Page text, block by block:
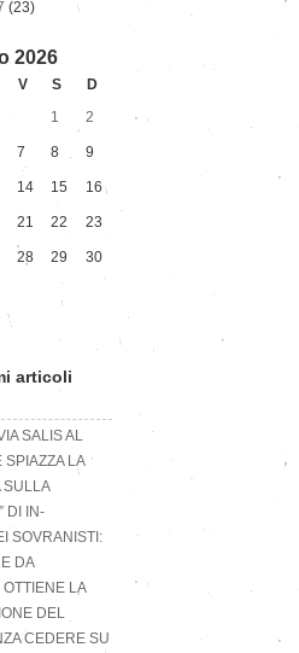
(23)
2026
V S
D
1
2
7 8 9
14 15 16
21 22 23
28 29 30
articoli
SALIS AL
LA
SULLA
DI IN-
SOVRANISTI:
DA
LA
DEL
CEDERE SU